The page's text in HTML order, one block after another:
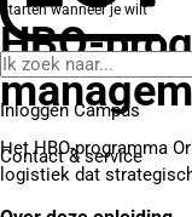
Inloggen Campus
Contact& service
Starten wanneer je wilt
HBO-
Het HBO-programma
logistiek dat